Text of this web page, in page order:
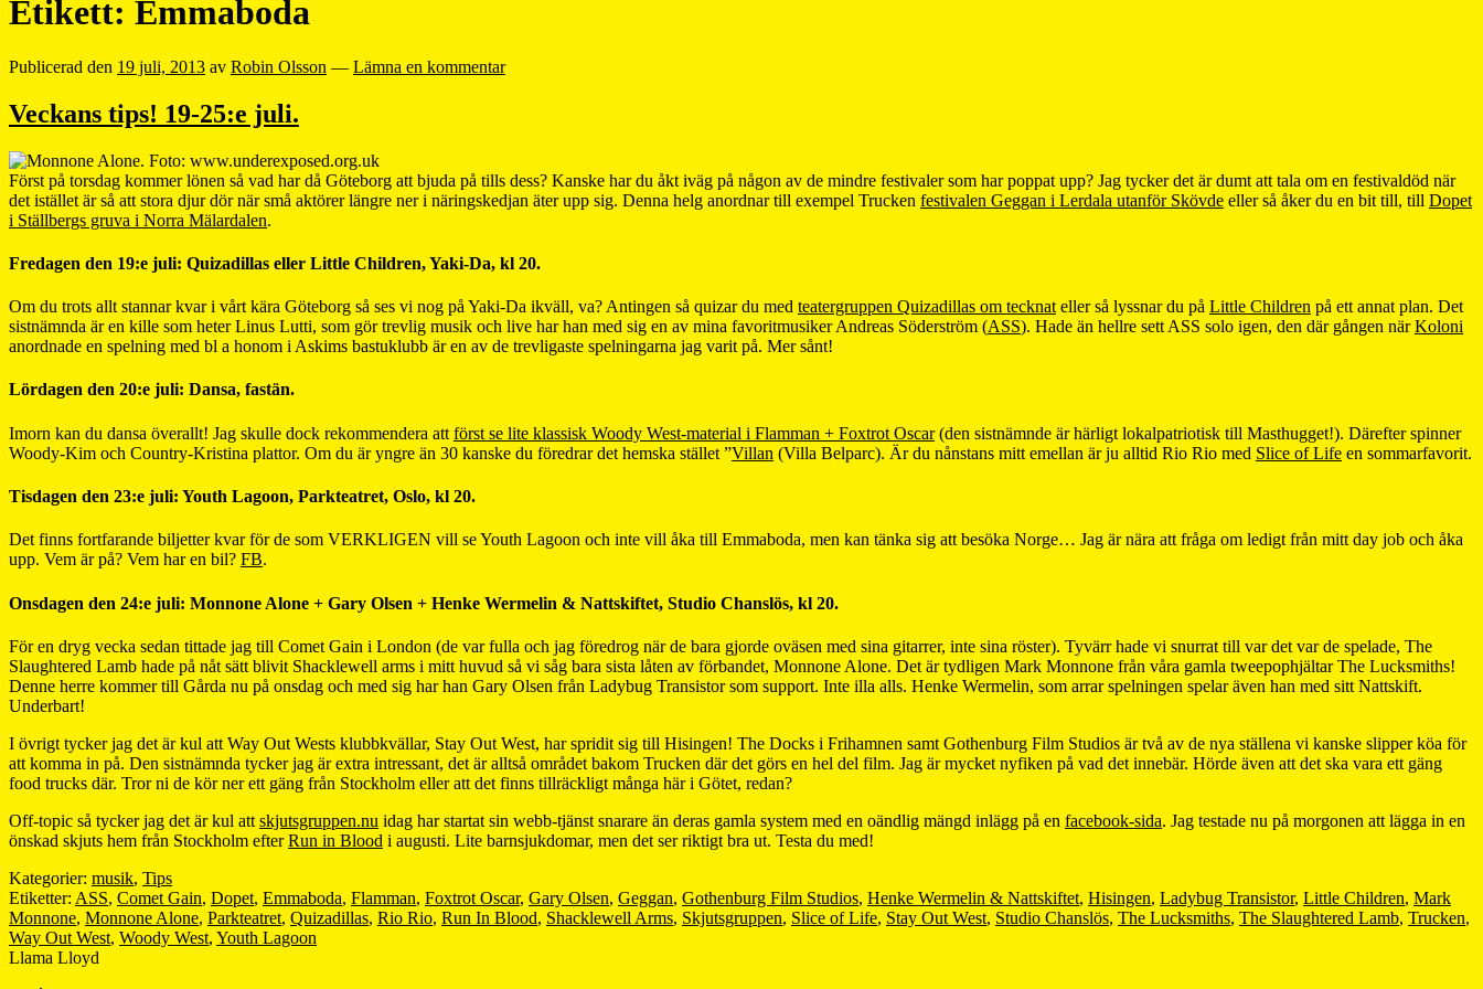
Etikett: Emmaboda
Publicerad den 19 juli, 2013 av Robin Olsson — Lämna en kommentar
Veckans tips! 19-25:e juli.
Först på torsdag kommer lönen så vad har då Göteborg att bjuda på tills dess? Kanske har du åkt iväg på någon av de mindre festivaler som har poppat upp? Jag tycker det är dumt att tala om en festivaldöd när
det istället är så att stora djur dör när små aktörer längre ner i näringskedjan äter upp sig. Denna helg anordnar till exempel Trucken festivalen Geggan i Lerdala utanför Skövde eller så åker du en bit till, till Dopet
i Ställbergs gruva i Norra Mälardalen.
Fredagen den 19:e juli: Quizadillas eller Little Children, Yaki-Da, kl 20.
Om du trots allt stannar kvar i vårt kära Göteborg så ses vi nog på Yaki-Da ikväll, va? Antingen så quizar du med teatergruppen Quizadillas om tecknat eller så lyssnar du på Little Children på ett annat plan. Det
sistnämnda är en kille som heter Linus Lutti, som gör trevlig musik och live har han med sig en av mina favoritmusiker Andreas Söderström (ASS). Hade än hellre sett ASS solo igen, den där gången närKoloni
anordnade en spelning med bl a honom i Askims bastuklubb är en av de trevligaste spelningarna jag varit på. Mer sånt!
Lördagen den 20:e juli: Dansa, fastän.
Imorn kan du dansa överallt! Jag skulle dock rekommendera att först se lite klassisk Woody West-material i Flamman + Foxtrot Oscar(den sistnämnde är härligt lokalpatriotisk till Masthugget!). Därefter spinner
Woody-Kim och Country-Kristina plattor. Om du är yngre än 30 kanske du föredrar det hemska stället ”Villan (Villa Belparc). Är du nånstans mitt emellan är ju alltid Rio Rio med Slice of Life en sommarfavorit.
Tisdagen den 23:e juli: Youth Lagoon, Parkteatret, Oslo, kl 20.
Det finns fortfarande biljetter kvar för de som VERKLIGEN vill se Youth Lagoon och inte vill åka till Emmaboda, men kan tänka sig att besöka Norge… Jag är nära att fråga om ledigt från mitt day job och åka
upp. Vem är på? Vem har en bil? FB.
Onsdagen den 24:e juli: Monnone Alone + Gary Olsen + Henke Wermelin & Nattskiftet, Studio Chanslös, kl 20.
För en dryg vecka sedan tittade jag till Comet Gain i London (de var fulla och jag föredrog när de bara gjorde oväsen med sina gitarrer, inte sina röster). Tyvärr hade vi snurrat till var det var de spelade, The
Slaughtered Lamb hade på nåt sätt blivit Shacklewell arms i mitt huvud så vi såg bara sista låten av förbandet, Monnone Alone. Det är tydligen Mark Monnone från våra gamla tweepophjältar The Lucksmiths!
Denne herre kommer till Gårda nu på onsdag och med sig har han Gary Olsen från Ladybug Transistor som support. Inte illa alls. Henke Wermelin, som arrar spelningen spelar även han med sitt Nattskift.
Underbart!
I övrigt tycker jag det är kul att Way Out Wests klubbkvällar, Stay Out West, har spridit sig till Hisingen! The Docks i Frihamnen samt Gothenburg Film Studios är två av de nya ställena vi kanske slipper köa för
att komma in på. Den sistnämnda tycker jag är extra intressant, det är alltså området bakom Trucken där det görs en hel del film. Jag är mycket nyfiken på vad det innebär. Hörde även att det ska vara ett gäng
food trucks där. Tror ni de kör ner ett gäng från Stockholm eller att det finns tillräckligt många här i Götet, redan?
Off-topic så tycker jag det är kul att skjutsgruppen.nu idag har startat sin webb-tjänst snarare än deras gamla system med en oändlig mängd inlägg på en facebook-sida. Jag testade nu på morgonen att lägga in en
önskad skjuts hem från Stockholm efterRun in Blood i augusti. Lite barnsjukdomar, men det ser riktigt bra ut. Testa du med!
Kategorier: musik, Tips
Etiketter: ASS, Comet Gain, Dopet, Emmaboda, Flamman, Foxtrot Oscar, Gary Olsen, Geggan, Gothenburg Film Studios, Henke Wermelin & Nattskiftet, Hisingen, Ladybug Transistor, Little Children, Mark
Monnone, Monnone Alone, Parkteatret, Quizadillas, Rio Rio, Run In Blood, Shacklewell Arms, Skjutsgruppen, Slice of Life, Stay Out West, Studio Chanslös, The Lucksmiths, The Slaughtered Lamb, Trucken,
Way Out West, Woody West, Youth Lagoon
Llama Lloyd